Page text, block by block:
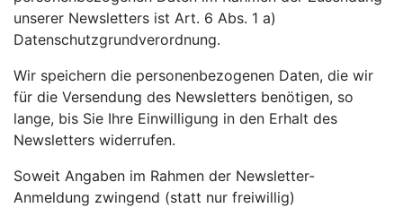
unserer Newsletters ist Art. 6 Abs. 1 a)
Datenschutzgrundverordnung.
Wir speichern die personenbezogenen Daten, die wir
für die Versendung des Newsletters benötigen, so
lange, bis Sie Ihre Einwilligung in den Erhalt des
Newsletters widerrufen.
Soweit Angaben im Rahmen der Newsletter-
Anmeldung zwingend (statt nur freiwillig)